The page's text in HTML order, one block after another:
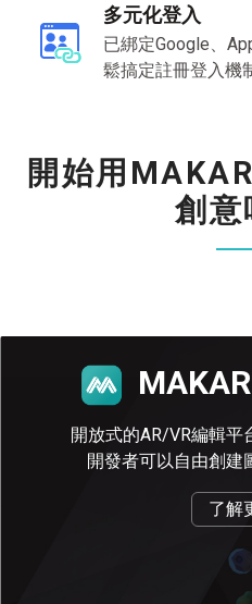
多元化登入
已綁定Google、
鬆搞定註冊登入機
開始用
創意
開放式的AR/VR編輯平
開發者可以自由創建
了解